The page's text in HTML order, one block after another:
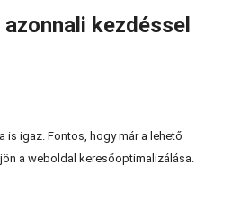
kezdéssel
is igaz. Fontos, hogy már a lehető
a weboldal keresőoptimalizálása.